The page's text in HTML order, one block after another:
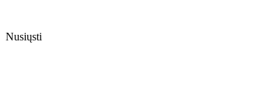
Nusiųsti